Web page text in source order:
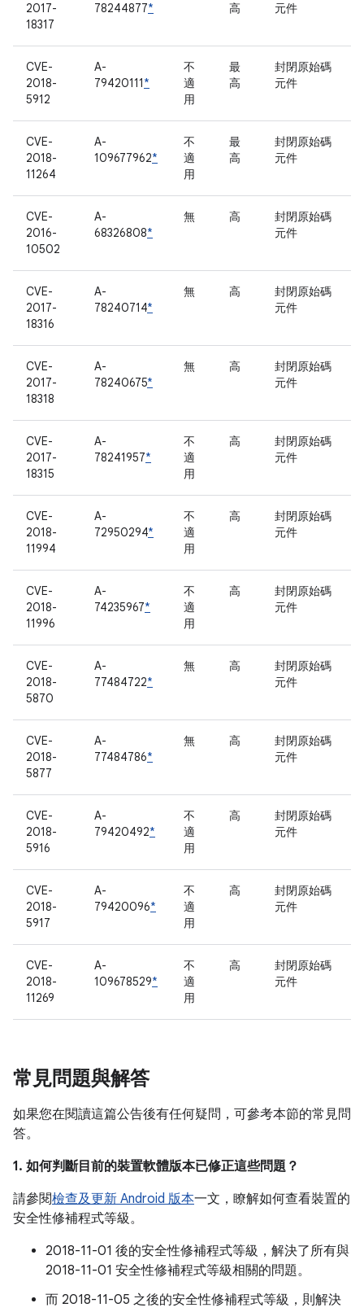
2017-
18317
78244877*
高
元件
CVE-
2018-
5912
A-
79420111*
不
適
用
最
高
封閉原始碼
元件
CVE-
2018-
11264
A-
109677962*
不
適
用
最
高
封閉原始碼
元件
CVE-
2016-
10502
A-
68326808*
無 高
封閉原始碼
元件
CVE-
2017-
18316
A-
78240714*
無 高
封閉原始碼
元件
CVE-
2017-
18318
A-
78240675*
無 高
封閉原始碼
元件
CVE-
2017-
18315
A-
78241957*
不
適
用
高
封閉原始碼
元件
CVE-
2018-
11994
A-
72950294*
不
適
用
高
封閉原始碼
元件
CVE-
2018-
11996
A-
74235967*
不
適
用
高
封閉原始碼
元件
CVE-
2018-
5870
A-
77484722*
無 高
封閉原始碼
元件
CVE-
2018-
5877
A-
77484786*
無 高
封閉原始碼
元件
CVE-
2018-
5916
A-
79420492*
不
適
用
高
封閉原始碼
元件
CVE-
2018-
5917
A-
79420096*
不
適
用
高
封閉原始碼
元件
CVE-
2018-
11269
A-
109678529*
不
適
用
高
封閉原始碼
元件
常見問題與解答
如果您在閱讀這篇公告後有任何疑問，可參考本節的常見問
答。
1. 如何判斷目前的裝置軟體版本已修正這些問題？
請參閱檢查及更新 Android 版本一文，瞭解如何查看裝置的
安全性修補程式等級。
2018-11-01 後的安全性修補程式等級，解決了所有與
2018-11-01 安全性修補程式等級相關的問題。
而 2018-11-05 之後的安全性修補程式等級，則解決